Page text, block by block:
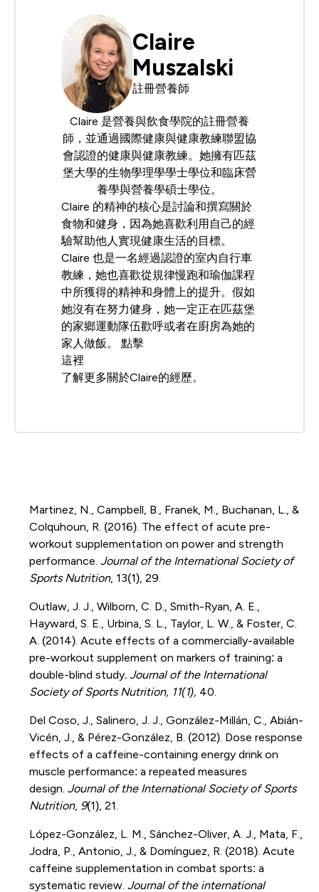
Claire
Muszalski
註冊營養師
Claire 是營養與飲食學院的註冊營養
師，並通過 國際健康與健康教練聯盟協
會認證的健康與健康教練。她擁有匹茲
堡大學的生物學理學學士學位和臨床營
養學與營養學碩士學位。
Claire 的精神的核心是討論和撰寫關於
食物和健身，因為她喜歡利用自己的經
驗幫助他人實現健康生活的目標。
Claire 也是一名經過認證的室內自行車
教練，她也喜歡從規律慢跑和瑜伽課程
中所獲得的精神和身體上的提升。假如
她沒有在努力健身，她一定正在匹茲堡
的家鄉運動隊伍歡呼或者在廚房為她的
家人做飯。 點擊
這裡
了解更多關於Claire的經歷。
Martinez, N., Campbell, B., Franek, M., Buchanan, L., &
Colquhoun, R. (2016). The effect of acute pre-
workout supplementation on power and strength
performance. Journal of the International Society of
Sports Nutrition, 13(1), 29.
Outlaw, J. J., Wilborn, C. D., Smith-Ryan, A. E.,
Hayward, S. E., Urbina, S. L., Taylor, L. W., & Foster, C.
A. (2014). Acute effects of a commercially-available
pre-workout supplement on markers of training: a
double-blind study. Journal of the International
Society of Sports Nutrition, 11(1),40.
Del Coso, J., Salinero, J. J., González-Millán, C., Abián-
Vicén, J., & Pérez-González, B. (2012). Dose response
effects of a caffeine-containing energy drink on
muscle performance: a repeated measures
design. Journal of the International Society of Sports
Nutrition, 9(1), 21.
López-González, L. M., Sánchez-Oliver, A. J., Mata, F.,
Jodra, P., Antonio, J., & Domínguez, R. (2018). Acute
caffeine supplementation in combat sports: a
systematic review. Journal of the international